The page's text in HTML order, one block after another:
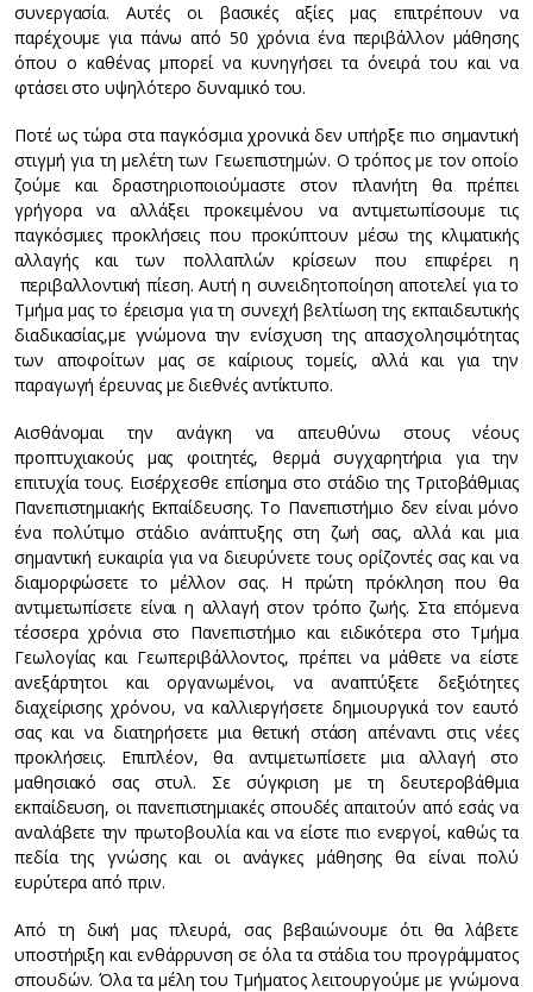
συνεργασία. Αυτές οι βασικές αξίες μας επιτρέπουν να
παρέχουμε για πάνω από 50 χρόνια ένα περιβάλλον μάθησης
όπου ο καθένας μπορεί να κυνηγήσει τα όνειρά του και να
φτάσει στο υψηλότερο δυναμικό του.
Ποτέ ως τώρα στα παγκόσμια χρονικά δεν υπήρξε πιο σημαντική
στιγμή για τη μελέτη των Γεωεπιστημών. Ο τρόπος με τον οποίο
ζούμε και δραστηριοποιούμαστε στον πλανήτη θα πρέπει
γρήγορα να αλλάξει προκειμένου να αντιμετωπίσουμε τις
παγκόσμιες προκλήσεις που προκύπτουν μέσω της κλιματικής
αλλαγής και των πολλαπλών κρίσεων που επιφέρει η
περιβαλλοντική πίεση. Αυτή η συνειδητοποίηση αποτελεί για το
Τμήμα μας το έρεισμα για τη συνεχή βελτίωση της εκπαιδευτικής
διαδικασίας,με γνώμονα την ενίσχυση της απασχολησιμότητας
των αποφοίτων μας σε καίριους τομείς, αλλά και για την
παραγωγή έρευνας με διεθνές αντίκτυπο.
Αισθάνομαι την ανάγκη να απευθύνω στους νέους
προπτυχιακούς μας φοιτητές, θερμά συγχαρητήρια για την
επιτυχία τους. Εισέρχεσθε επίσημα στο στάδιο της Τριτοβάθμιας
Πανεπιστημιακής Εκπαίδευσης. Το Πανεπιστήμιο δεν είναι μόνο
ένα πολύτιμο στάδιο ανάπτυξης στη ζωή σας, αλλά και μια
σημαντική ευκαιρία για να διευρύνετε τους ορίζοντές σας και να
διαμορφώσετε το μέλλον σας. Η πρώτη πρόκληση που θα
αντιμετωπίσετε είναι η αλλαγή στον τρόπο ζωής. Στα επόμενα
τέσσερα χρόνια στο Πανεπιστήμιο και ειδικότερα στο Τμήμα
Γεωλογίας και Γεωπεριβάλλοντος, πρέπει να μάθετε να είστε
ανεξάρτητοι και οργανωμένοι, να αναπτύξετε δεξιότητες
διαχείρισης χρόνου, να καλλιεργήσετε δημιουργικά τον εαυτό
σας και να διατηρήσετε μια θετική στάση απέναντι στις νέες
προκλήσεις. Επιπλέον, θα αντιμετωπίσετε μια αλλαγή στο
μαθησιακό σας στυλ. Σε σύγκριση με τη δευτεροβάθμια
εκπαίδευση, οι πανεπιστημιακές σπουδές απαιτούν από εσάς να
αναλάβετε την πρωτοβουλία και να είστε πιο ενεργοί, καθώς τα
πεδία της γνώσης και οι ανάγκες μάθησης θα είναι πολύ
ευρύτερα από πριν.
Από τη δική μας πλευρά, σας βεβαιώνουμε ότι θα λάβετε
υποστήριξη και ενθάρρυνση σε όλα τα στάδια του προγράμματος
σπουδών. Όλα τα μέλη του Τμήματος λειτουργούμε με γνώμονα